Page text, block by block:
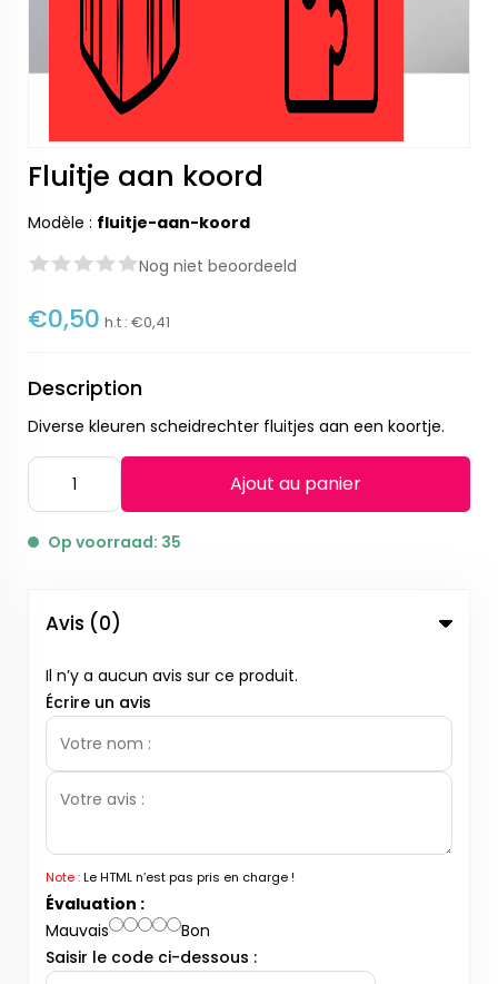
Fluitje aan koord
Modèle : fluitje-aan-koord
Nog niet beoordeeld
€0,50 h.t : €0,41
Description
Diverse kleuren scheidrechter fluitjes aan een koortje.
Ajout au panier
Op voorraad: 35
Avis (0)
Il n’y a aucun avis sur ce produit.
Écrire un avis
Note :Le HTML n’est pas pris en charge !
Évaluation :
Mauvais
Bon
Saisir le code ci-dessous :